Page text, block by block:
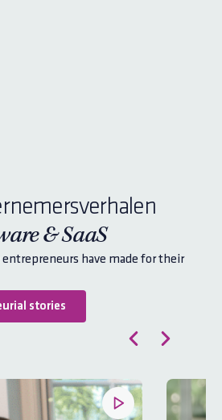
& SaaS
entrepreneurs have made for their
stories